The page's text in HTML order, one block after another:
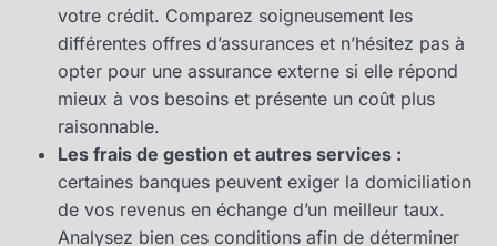
votre crédit. Comparez soigneusement les
différentes offres d’assurances et n’hésitez pas à
opter pour une assurance externe si elle répond
mieux à vos besoins et présente un coût plus
raisonnable.
Les frais de gestion et autres services :
certaines banques peuvent exiger la domiciliation
de vos revenus en échange d’un meilleur taux.
Analysez bien ces conditions afin de déterminer